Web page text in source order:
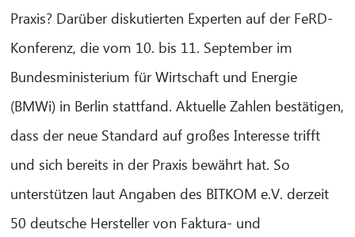
Praxis? Darüber diskutierten Experten auf der FeRD-
Konferenz, die vom 10. bis 11. September im
Bundesministerium für Wirtschaft und Energie
(BMWi) in Berlin stattfand. Aktuelle Zahlen bestätigen,
dass der neue Standard auf großes Interesse trifft
und sich bereits in der Praxis bewährt hat. So
unterstützen laut Angaben des BITKOM e.V. derzeit
50 deutsche Hersteller von Faktura- und
Hello! What can I do for you?